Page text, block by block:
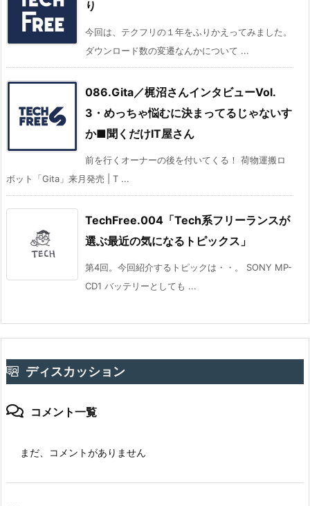
り
今回は、テクフリの１年をふりかえってみました。
ダウンロード数の変遷なんかについて ...
086.Gita／梶沼さんインタビューVol.
3・めっちゃ悩むに決まってるじゃないす
か■聞くだけIT屋さん
前を行くオーナーの後を付いてくる！ 荷物運搬ロ
ボット「Gita」来月発売 | T ...
TechFree.004「Tech系フリーランスが
選ぶ最近の気になるトピックス」
第4回。今回紹介するトピックは・・。 SONY MP-
CD1 バッテリーとしても ...
ディスカッション
コメント一覧
まだ、コメントがありません